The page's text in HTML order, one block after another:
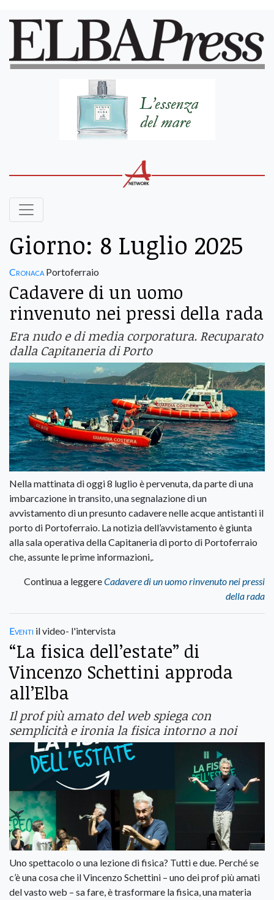
Giorno: 8 Luglio 2025
Cronaca Portoferraio
Cadavere di un uomo
rinvenuto nei pressi della rada
Era nudo e di media corporatura. Recuparato
dalla Capitaneria di Porto
Nella mattinata di oggi 8 luglio è pervenuta, da parte di una
imbarcazione in transito, una segnalazione di un
avvistamento di un presunto cadavere nelle acque antistanti il
porto di Portoferraio. La notizia dell’avvistamento è giunta
alla sala operativa della Capitaneria di porto di Portoferraio
che, assunte le prime informazioni,.
Continua a leggereCadavere di un uomo rinvenuto nei pressi
della rada
Eventi il video- l'intervista
“La fisica dell’estate” di
Vincenzo Schettini approda
all’Elba
Il prof più amato del web spiega con
semplicità e ironia la fisica intorno a noi
Uno spettacolo o una lezione di fisica? Tutti e due. Perché se
c’è una cosa che il Vincenzo Schettini – uno dei prof più amati
del vasto web – sa fare, è trasformare la fisica, una materia